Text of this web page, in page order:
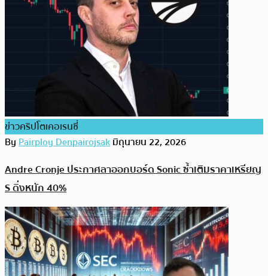
ข่าวคริปโตเคอเรนซี่
ByPairploy Denpairojsakมิถุนายน 22, 2026
Andre Cronje ประกาศลาออกบอร์ด Sonic ซ้ำเติมราคาเหรียญ
S ดิ่งหนัก 40%